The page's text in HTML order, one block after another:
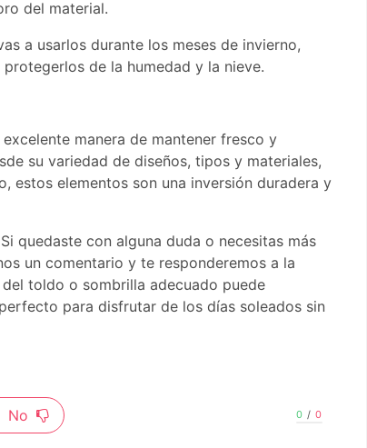
del material.
a usarlos durante los meses de invierno,
de la humedad y la nieve.
manera de mantener fresco y
su variedad de diseños, tipos y materiales,
estos elementos son una inversión duradera y
quedaste con alguna duda o necesitas más
un comentario y te responderemos a la
toldo o sombrilla adecuado puede
para disfrutar de los días soleados sin
No 0 / 0